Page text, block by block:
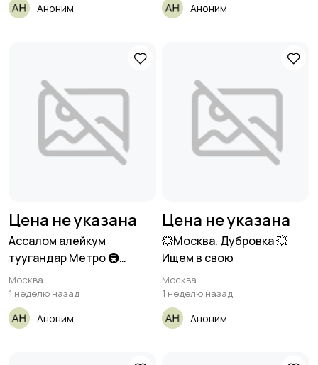
Аноним Аноним
Цена не указана
Ассалом алейкум
туугандар Метро 🚇
Сходинскаядан
Москва
1 неделю назад
Аноним
Цена не указана
💥Москва. Дубровка 💥
Ищем в свою
Москва
1 неделю назад
Аноним